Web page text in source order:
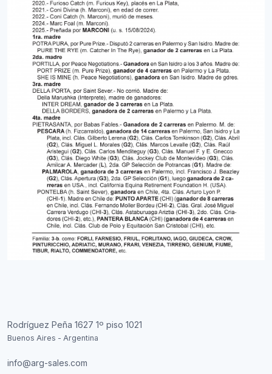
Rodríguez Peña 1627 1º piso 1021
Buenos Aires - Argentina
info@arg-sales.com